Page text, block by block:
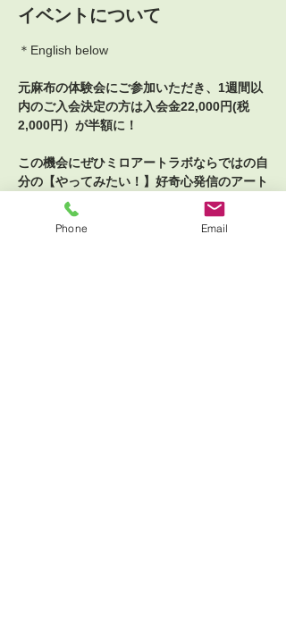
イベントについて
＊English below
元麻布の体験会にご参加いただき、1週間以
内のご入会決定の方は入会金22,000円(税
2,000円）が半額に！
この機会にぜひミロアートラボならではの自
分の【やってみたい！】好奇心発信のアート
プロジェクトを【創作】✖️【鑑賞】✖️【対
話】で行うプロセスの一端をご体験くださ
Phone Email